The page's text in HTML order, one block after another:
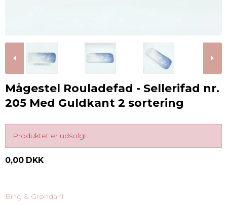
Mågestel Rouladefad - Sellerifad nr.
205 Med Guldkant 2 sortering
Produktet er udsolgt.
0,00 DKK
Bing & Grøndahl